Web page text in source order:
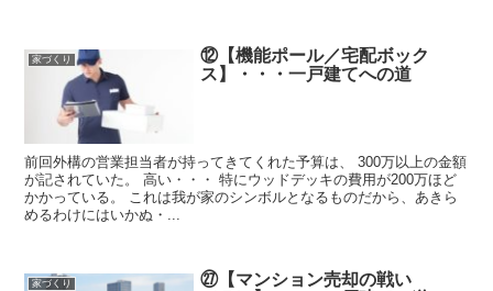
家づくり
⑫【機能ポール／宅配ボック
ス】・・・一戸建てへの道
前回外構の営業担当者が持ってきてくれた予算は、 300万以上の金額
が記されていた。 高い・・・ 特にウッドデッキの費用が200万ほど
かかっている。 これは我が家のシンボルとなるものだから、あきら
めるわけにはいかぬ・...
家づくり
㉗【マンション売却の戦い